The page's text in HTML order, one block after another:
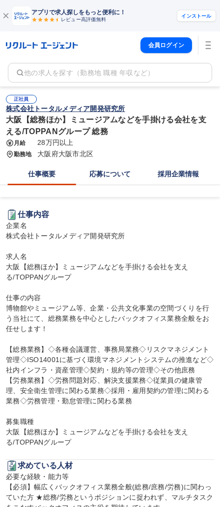
アプリで求人探しをもっと便利に！
レビュー高評価無料
インストール
会員ログイン
他の求人を探す（勤務地 職種 年収など）
正社員
株式会社トータルメディア開発研究所
大阪【総務ほか】ミュージアムなどを手掛ける会社を支
える/TOPPANグループ 総務
月給 28万円以上
勤務地 大阪府大阪市北区
仕事概要 応募について 採用企業情報
仕事内容
企業名
株式会社トータルメディア開発研究所
求人名
大阪【総務ほか】ミュージアムなどを手掛ける会社を支え
る/TOPPANグループ
仕事の内容
博物館やミュージアム等、企業・公共文化事業の空間づくりを行
う当社にて、総務業務を中心としたバックオフィス業務全般をお
任せします！
【総務業務】◇各種会議運営、事務局業務◇リスクマネジメント
管理◇ISO14001に基づく環境マネジメントシステムの推進など◇
社内インフラ・資産管理◇契約・規約等の管理◇その他庶務
【労務業務】◇労務問題対応、解決支援業務◇従業員の健康管
理、安全衛生管理に関わる業務◇採用・雇用契約の管理に関わる
業務◇労務管理・勤怠管理に関わる業務
募集職種
大阪【総務ほか】ミュージアムなどを手掛ける会社を支え
る/TOPPANグループ
求めている人材
必要な経験・能力等
【必須】幅広くバックオフィス業務全般(総務/庶務/労務)に関わっ
ていた方 ★総務/労務というポジションに捉われず、マルチタスク